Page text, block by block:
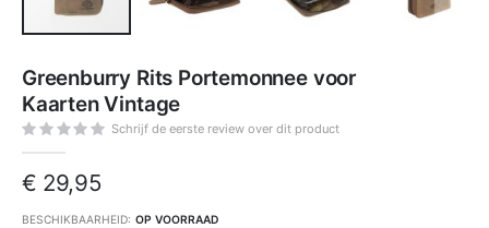
het
begin
van
de
afbeeldingen-
gallerij
Greenburry Rits Portemonnee voor
Kaarten Vintage
Schrijf de eerste review over dit product
€ 29,95
BESCHIKBAARHEID: OP VOORRAAD